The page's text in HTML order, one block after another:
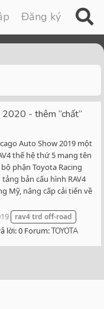
Đăng ký
- thêm “chất”
Auto Show 2019 một
thế hệ thứ 5 mang tên
phận Toyota Racing
bản cấu hình RAV4
Mỹ, nâng cấp cải tiến về
rav4trd off-road
lời: 0 Forum:TOYOTA